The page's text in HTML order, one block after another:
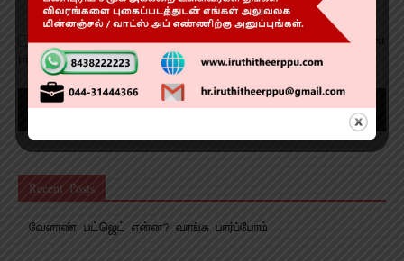
Save my name, email, and website in this browser for the next
time I comment.
Recent Posts
வேளாண் பட்ஜெட் என்ன? வாங்க பார்ப்போம்